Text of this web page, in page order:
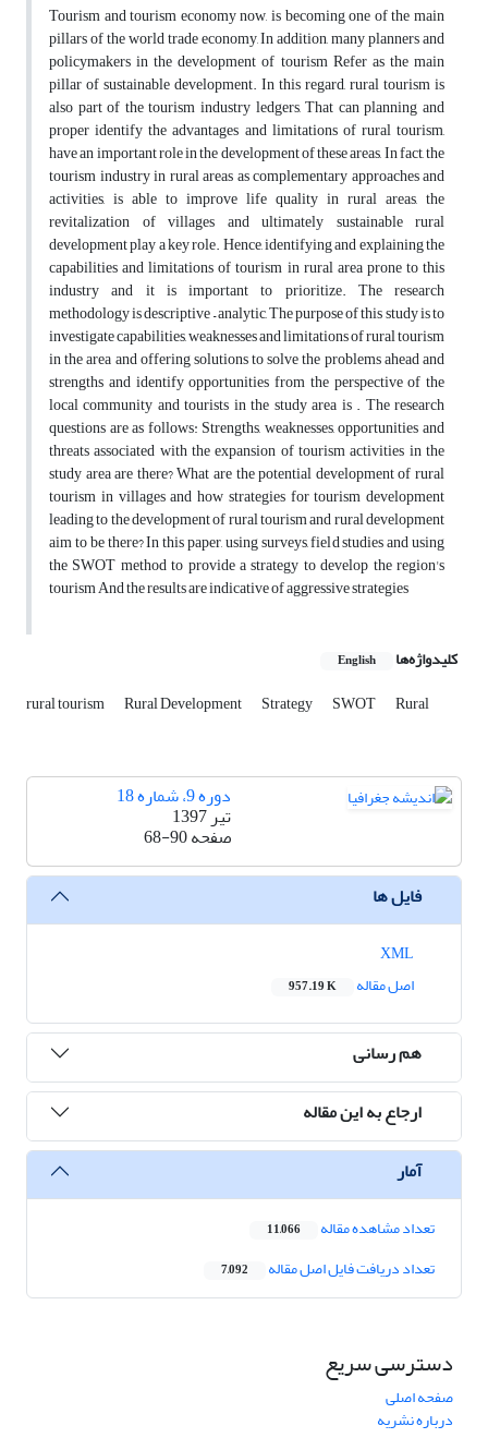
Tourism and tourism economy now, is becoming one of the main
pillars of the world trade economy, In addition, many planners and
policymakers in the development of tourism Refer as the main
pillar of sustainable development. In this regard, rural tourism is
also part of the tourism industry ledgers, That can planning and
proper identify the advantages and limitations of rural tourism,
have an important role in the development of these areas, In fact, the
tourism industry in rural areas as complementary approaches and
activities, is able to improve life quality in rural areas, the
revitalization of villages and ultimately sustainable rural
development play a key role. Hence, identifying and explaining the
capabilities and limitations of tourism in rural area prone to this
industry and it is important to prioritize. The research
methodology is descriptive – analytic, The purpose of this study is to
investigate capabilities, weaknesses and limitations of rural tourism
in the area and offering solutions to solve the problems ahead and
strengths and identify opportunities from the perspective of the
local community and tourists in the study area is . The research
questions are as follows: Strengths, weaknesses, opportunities and
threats associated with the expansion of tourism activities in the
study area are there? What are the potential development of rural
tourism in villages and how strategies for tourism development
leading to the development of rural tourism and rural development
aim to be there? In this paper, using surveys, field studies and using
the SWOT method to provide a strategy to develop the region's
tourism And the results are indicative of aggressive strategies
کلیدواژه‌ها English
rural tourism Rural Development Strategy SWOT Rural
دوره 9، شماره 18
تیر 1397
صفحه68-90
فایل ها
اصل مقاله
957.19 K
هم رسانی
ارجاع به این مقاله
آمار
تعداد مشاهده مقاله 11,066
تعداد دریافت فایل اصل مقاله 7,092
دسترسی سریع
صفحه اصلی
درباره نشریه